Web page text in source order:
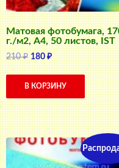
Матовая фотобумага,
г./м2, A4, 50 листов, IST
210₽ Первоначальная
цена
составляла
180₽Текущая
цена:
180 ₽.
В КОРЗИНУ